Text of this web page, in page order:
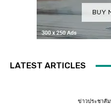
LATEST ARTICLES
ข่าวประชาสั